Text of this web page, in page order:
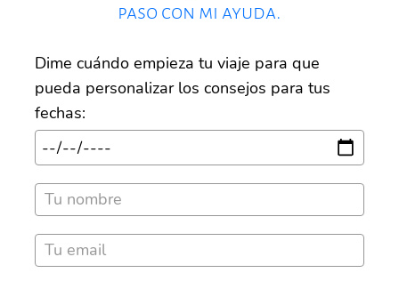
paso con mi ayuda.
Dime cuándo empieza tu viaje para que
pueda personalizar los consejos para tus
fechas: